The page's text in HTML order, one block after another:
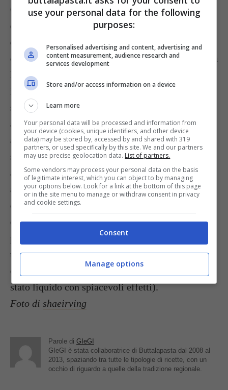
Come scegliere gli ingredienti per la marmellata
di ciliegie
preparare la marmellata di
ciliegie
usando sia quelle di colore molto scuro
che quelle chiare, il risultato sarà sempre ottimo a
livello di gusto, ma il colore sarà molto meno
invitante nel secondo caso; se poi preferite i
sapori meno dolci potete utilizzare delle
amarene, caratterizzate da un gusto leggermente
acidulo. Per quello che riguarda lo zucchero, la
scelta ottimale è quello semolato bianco; potete
anche usare lo speciale zucchero da marmellate
addizionato di pectina, riducendo i tempi di
cottura seguendo le indicazioni riportate sulla sua
confezione; ma attenzione la marmellata
preparata in questo modo non potrà poi essere
utilizzata per preparare dolci cotti, come la
crostata (perché durante la cottura ritorna allo
stato liquido con spiacevoli effetti).
Foto di shaeirving
Parole di GIeGI
GIeGI è stata collaboratrice di Buttalapasta dal 2008 al
2013, spaziando tra tutte le tipologie di ricette, con un
occhio di riguardo a quelle della tradizione regionale.
use your personal data for the following
purposes:
Personalised advertising and content, advertising and
content measurement, audience research and
services development
Store and/or access information on a device
Learn more
Your personal data will be processed and information from
your device (cookies, unique identifiers, and other device
data) may be stored by, accessed by and shared with 319
partners, or used specifically by this site. We and our partners
may use precise geolocation data. List of partners.
Some vendors may process your personal data on the basis
of legitimate interest, which you can object to by managing
your options below. Look for a link at the bottom of this page
or in the site menu to manage or withdraw consent in privacy
and cookie settings.
Consent
Manage options